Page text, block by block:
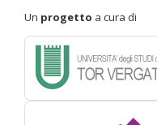
Un progetto a cura di